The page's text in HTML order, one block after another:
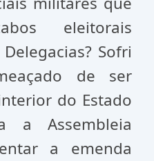
eleitorais
Sofri
de ser
do Estado
a Assembleia
a emenda